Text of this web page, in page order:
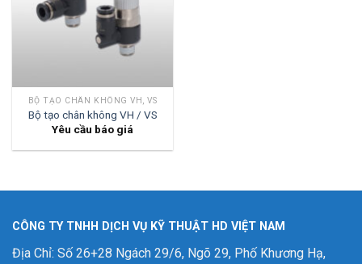
BỘ TẠO CHÂN KHÔNG VH, VS
Bộ tạo chân không VH / VS
Yêu cầu báo giá
CÔNG TY TNHH DỊCH VỤ KỸ THUẬT HD VIỆT NAM
Địa Chỉ: Số 26+28 Ngách 29/6, Ngõ 29, Phố Khương Hạ,